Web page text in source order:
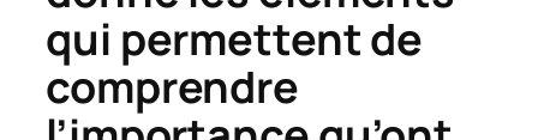
qui permettent de
comprendre